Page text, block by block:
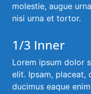
molestie, augue
nisi urna et tortor.
1/3 Inner
Lorem ipsum dolor
elit. Ipsam, placeat,
ducimus eaque